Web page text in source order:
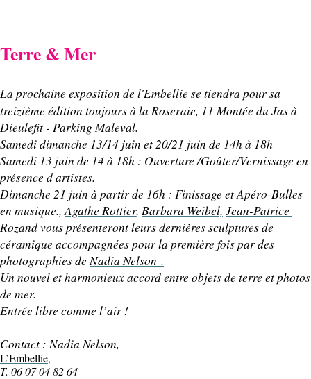
Terre & Mer
La prochaine exposition de l'Embellie se tiendra pour sa
treizième édition toujours à la Roseraie, 11 Montée du Jas à
Dieulefit - Parking Maleval.
Samedi dimanche 13/14 juin et 20/21 juin de 14h à 18h
Samedi 13 juin de 14 à 18h : Ouverture /Goûter/Vernissage en
présence d artistes.
Dimanche 21 juin à partir de 16h : Finissage et Apéro-Bulles
en musique., Agathe Rottier, Barbara Weibel, Jean-Patrice
Rozandvous présenteront leurs dernières sculptures de
céramique accompagnées pour la première fois par des
photographies de Nadia Nelson .
Un nouvel et harmonieux accord entre objets de terre et photos
de mer.
Entrée libre comme l’air !
Contact : Nadia Nelson,
L’Embellie
T. 06 07 04 82 64